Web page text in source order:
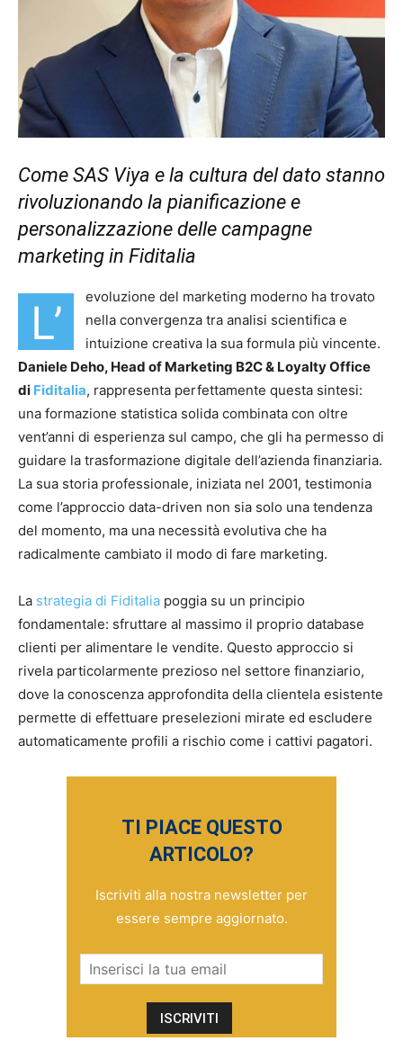
Come SAS Viya e la cultura del dato stanno
rivoluzionando la pianificazione e
personalizzazione delle campagne
marketing in Fiditalia
L’
evoluzione del marketing moderno ha trovato
nella convergenza tra analisi scientifica e
intuizione creativa la sua formula più vincente.
Daniele Deho, Head of Marketing B2C & Loyalty Office
di Fiditalia, rappresenta perfettamente questa sintesi:
una formazione statistica solida combinata con oltre
vent’anni di esperienza sul campo, che gli ha permesso di
guidare la trasformazione digitale dell’azienda finanziaria.
La sua storia professionale, iniziata nel 2001, testimonia
come l’approccio data-driven non sia solo una tendenza
del momento, ma una necessità evolutiva che ha
radicalmente cambiato il modo di fare marketing.
La strategia di Fiditalia poggia su un principio
fondamentale: sfruttare al massimo il proprio database
clienti per alimentare le vendite. Questo approccio si
rivela particolarmente prezioso nel settore finanziario,
dove la conoscenza approfondita della clientela esistente
permette di effettuare preselezioni mirate ed escludere
automaticamente profili a rischio come i cattivi pagatori.
TI PIACE QUESTO
ARTICOLO?
Iscriviti alla nostra newsletter per
essere sempre aggiornato.